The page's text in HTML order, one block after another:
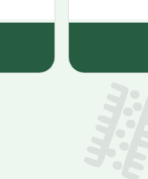
LES